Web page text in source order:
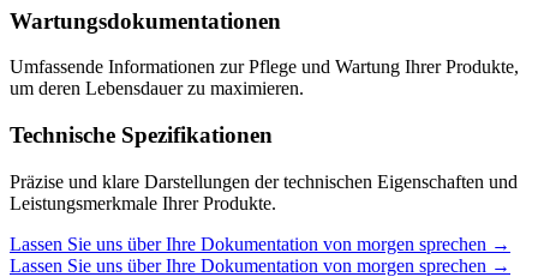
Wartungs­dokumentationen
Umfassende Informationen zur Pflege und Wartung Ihrer Produkte,
um deren Lebensdauer zu maximieren.
Technische Spezifikationen
Präzise und klare Darstellungen der technischen Eigenschaften und
Leistungsmerkmale Ihrer Produkte.
Lassen Sie uns über Ihre Dokumentation von morgen sprechen →
Lassen Sie uns über Ihre Dokumentation von morgen sprechen →